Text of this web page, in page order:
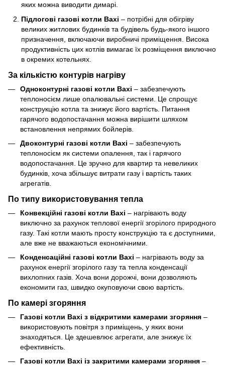
яких можна виводити димарі.
Підлогові газові котли Baxi – потрібні для обігріву
великих житлових будинків та будівель будь-якого іншого
призначення, включаючи виробничі приміщення. Висока
продуктивність цих котлів вимагає їх розміщення виключно
в окремих котельнях.
За кількістю контурів нагріву
Одноконтурні газові котли Baxi – забезпечують
теплоносієм лише опалювальні системи. Це спрощує
конструкцію котла та знижує його вартість. Питання
гарячого водопостачання можна вирішити шляхом
встановлення непрямих бойлерів.
Двоконтурні газові котли Baxi – забезпечують
теплоносієм як системи опалення, так і гарячого
водопостачання. Це зручно для квартир та невеликих
будинків, хоча збільшує витрати газу і вартість таких
агрегатів.
По типу використовування тепла
Конвекційні газові котли Baxi – нагрівають воду
виключно за рахунок теплової енергії згорілого природного
газу. Такі котли мають просту конструкцію та є доступними,
але вже не вважаються економічними.
Конденсаційні газові котли Baxi – нагрівають воду за
рахунок енергії згорілого газу та тепла конденсації
вихлопних газів. Хоча вони дорожчі, вони дозволяють
економити газ, швидко окуповуючи свою вартість.
По камері згоряння
Газові котли Baxi з відкритими камерами згоряння –
використовують повітря з приміщень, у яких вони
знаходяться. Це здешевлює агрегати, але знижує їх
ефективність.
Газові котли Baxi із закритими камерами згоряння –